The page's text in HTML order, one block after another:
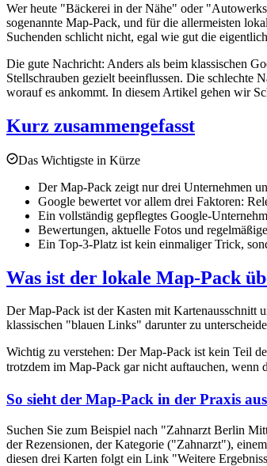
Wer heute "Bäckerei in der Nähe" oder
sogenannte Map-Pack, und für die allermeisten
Suchenden schlicht nicht, egal wie gut die
Die gute Nachricht: Anders als beim klassischen
Stellschrauben gezielt beeinflussen. Die schlechte
worauf es ankommt. In diesem Artikel gehen wir
Kurz zusammengefasst
Das Wichtigste in Kürze
Der Map-Pack zeigt nur drei Unternehmen
Google bewertet vor allem drei Faktoren:
Ein vollständig gepflegtes Google-
Bewertungen, aktuelle Fotos und
Ein Top-3-Platz ist kein einmaliger Trick,
Was ist der lokale Map-Pack
Der Map-Pack ist der Kasten mit Kartenausschnitt
klassischen "blauen Links" darunter zu
Wichtig zu verstehen: Der Map-Pack ist kein Teil
trotzdem im Map-Pack gar nicht auftauchen, wenn
So sieht der Map-Pack in der Praxis aus
Suchen Sie zum Beispiel nach "Zahnarzt Berlin
der Rezensionen, der Kategorie ("Zahnarzt"),
diesen drei Karten folgt ein Link "Weitere